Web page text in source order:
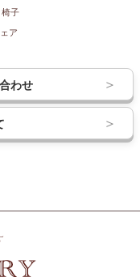
子
ア
わせ